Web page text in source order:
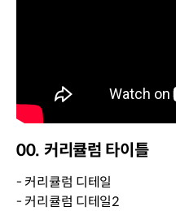
00. 커리큘럼 타이틀
- 커리큘럼 디테일
- 커리큘럼 디테일2